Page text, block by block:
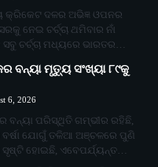
କ୍ରିକେଟ ଦଳର ଅଭିଜ୍ଞ ଓପନର
ନେଇ ଚର୍ଚ୍ଚା ଥମିବାର ନାଁ
ସବୁ ଚର୍ଚ୍ଚା ମଧ୍ୟରେ ଭାରତର…
ବନ୍ୟା ମୃତ୍ୟୁ ସଂଖ୍ୟା ୮୯କୁ
6, 2026
ବନ୍ୟା ପରିସ୍ଥିତି ଗମ୍ଭୀର ରହିଛି,
ବର୍ଷା ଯୋଗୁଁ ତଳିଆ ଅଞ୍ଚଳରେ ପୁଣି
ହୋଇଛି, ଏବେପର୍ଯ୍ୟନ୍ତ…